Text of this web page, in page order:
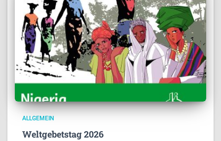
ALLGEMEIN
Weltgebetstag 2026